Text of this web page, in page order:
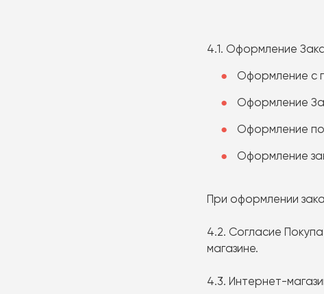
4.1. Оформление
Оформление с
Оформление
Оформление
Оформление
При оформлении
4.2. Согласие
магазине.
4.3. Интернет-